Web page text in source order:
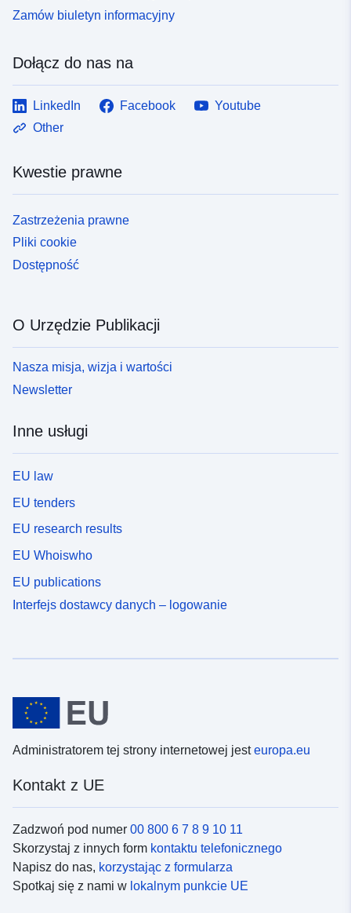
Zamów biuletyn informacyjny
Dołącz do nas na
LinkedIn Facebook
Youtube
Other
Kwestie prawne
Zastrzeżenia prawne
Pliki cookie
Dostępność
O Urzędzie Publikacji
Nasza misja, wizja i wartości
Newsletter
Inne usługi
EU law
EU tenders
EU research results
EU Whoiswho
EU publications
Interfejs dostawcy danych – logowanie
Administratorem tej strony internetowej jesteuropa.eu
Kontakt z UE
Zadzwoń pod numer 00 800 6 7 8 9 10 11
Skorzystaj z innych form kontaktu telefonicznego
Napisz do nas, korzystając z formularza
Spotkaj się z nami w lokalnym punkcie UE